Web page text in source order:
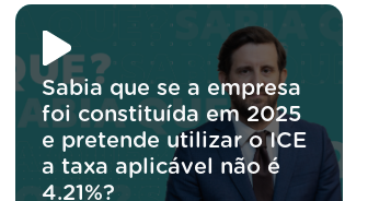
Sabia que se a empresa
foi constituída em 2025
e pretende utilizar o ICE
a taxa aplicável não é
4.21%?